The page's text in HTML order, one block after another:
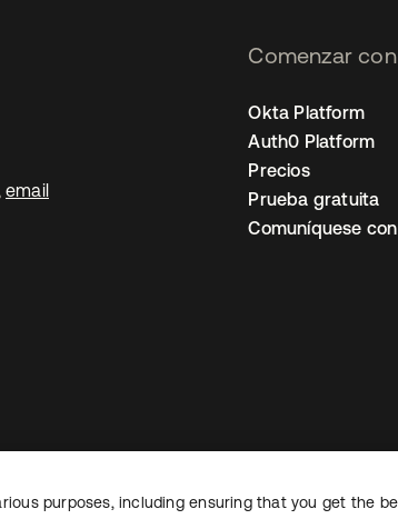
email
Comenzar
Okta Platform
Auth0 Platform
Precios
Prueba gratuita
Comuníquese
Información legalPolítica de privacidadTérminos
purposes, including ensuring that you get the